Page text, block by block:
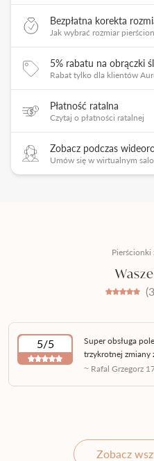
Bezpłatna korekta
Jak wybrać rozmiar
5% rabatu na obrączki
Rabat tylko dla klientów
Płatność ratalna
Czytaj o płatności ratalnej
Zobacz podczas
Umów się w wirtualnym
Pierścionki
5/5
Super obsługa
trzykrotnej zmiany
~ Rafal Grzegorz
Zobacz